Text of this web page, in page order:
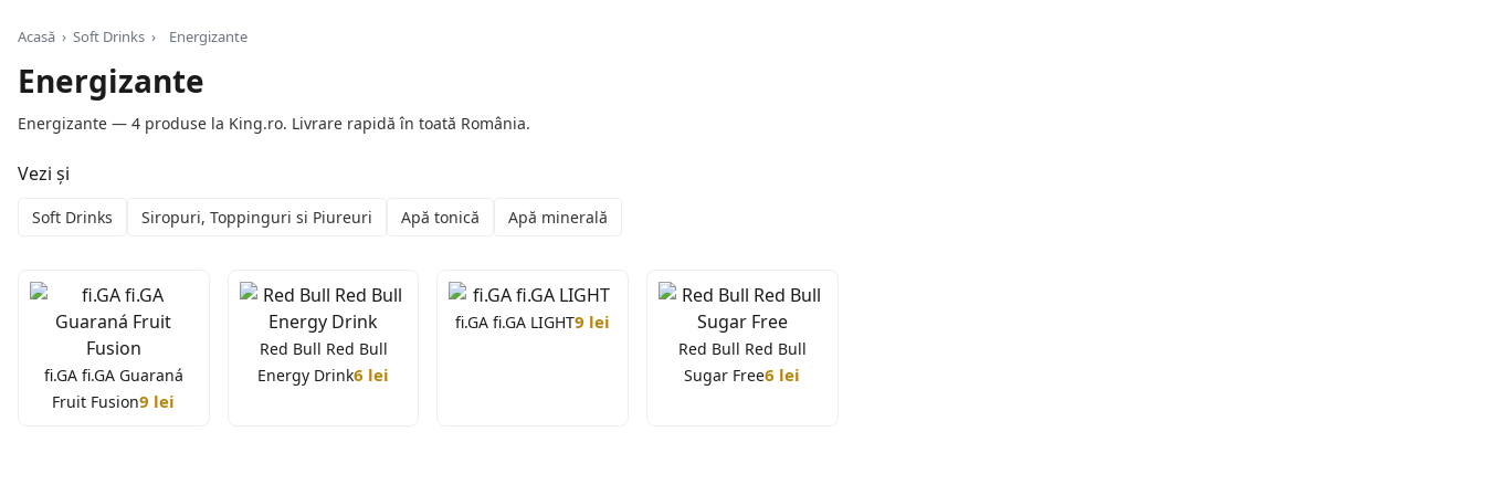
Acasă › Soft Drinks › Energizante
Energizante
Energizante — 4 produse la King.ro. Livrare rapidă în toată România.
Vezi și
Soft Drinks Siropuri, Toppinguri si Piureuri Apă tonică Apă minerală
fi.GA fi.GA Guaraná
Fruit Fusion9 lei
Red Bull Red Bull
Energy Drink6 lei
fi.GA fi.GA LIGHT9 lei
Red Bull Red Bull
Sugar Free6 lei